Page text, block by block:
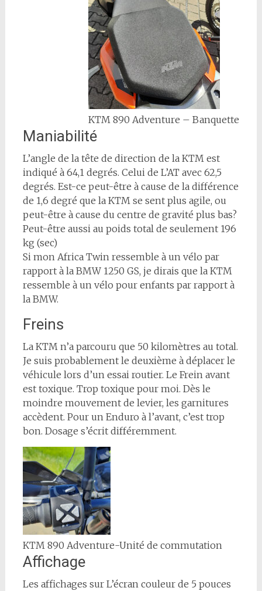
KTM 890 Adventure – Banquette
Maniabilité
L’angle de la tête de direction de la KTM est
indiqué à 64,1 degrés. Celui de L’AT avec 62,5
degrés. Est-ce peut-être à cause de la différence
de 1,6 degré que la KTM se sent plus agile, ou
peut-être à cause du centre de gravité plus bas?
Peut-être aussi au poids total de seulement 196
kg (sec)
Si mon Africa Twin ressemble à un vélo par
rapport à la BMW 1250 GS, je dirais que la KTM
ressemble à un vélo pour enfants par rapport à
la BMW.
Freins
La KTM n’a parcouru que 50 kilomètres au total.
Je suis probablement le deuxième à déplacer le
véhicule lors d’un essai routier. Le Frein avant
est toxique. Trop toxique pour moi. Dès le
moindre mouvement de levier, les garnitures
accèdent. Pour un Enduro à l’avant, c’est trop
bon. Dosage s’écrit différemment.
KTM 890 Adventure-Unité de commutation
Affichage
Les affichages sur L’écran couleur de 5 pouces